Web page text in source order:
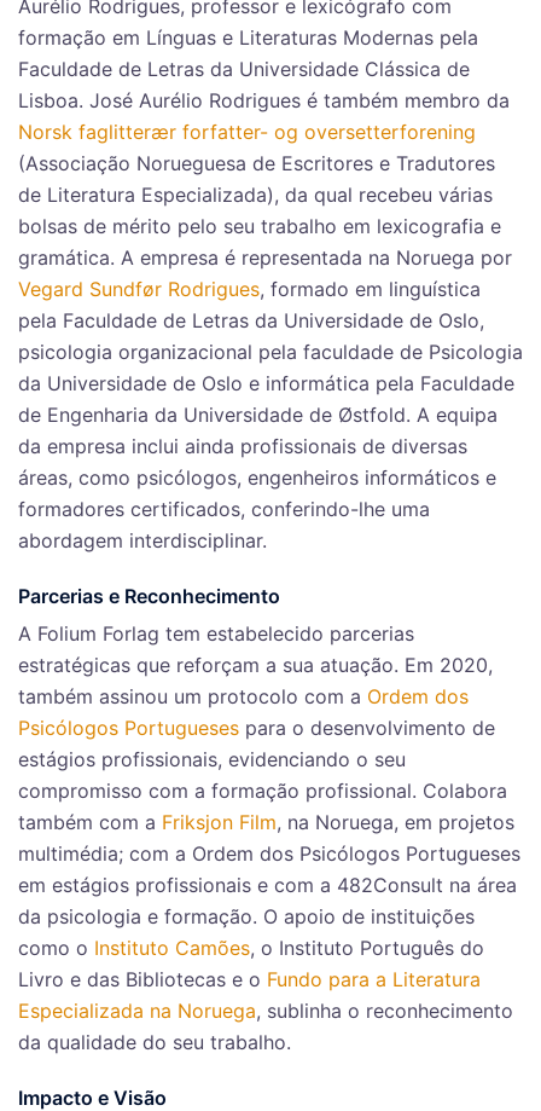
Aurélio Rodrigues, professor e lexicógrafo com
formação em Línguas e Literaturas Modernas pela
Faculdade de Letras da Universidade Clássica de
Lisboa. José Aurélio Rodrigues é também membro da
Norsk faglitterær forfatter- og oversetterforening
(Associação Norueguesa de Escritores e Tradutores
de Literatura Especializada), da qual recebeu várias
bolsas de mérito pelo seu trabalho em lexicografia e
gramática. A empresa é representada na Noruega por
Vegard Sundfør Rodrigues, formado em linguística
pela Faculdade de Letras da Universidade de Oslo,
psicologia organizacional pela faculdade de Psicologia
da Universidade de Oslo e informática pela Faculdade
de Engenharia da Universidade de Østfold. A equipa
da empresa inclui ainda profissionais de diversas
áreas, como psicólogos, engenheiros informáticos e
formadores certificados, conferindo-lhe uma
abordagem interdisciplinar.
Parcerias e Reconhecimento
A Folium Forlag tem estabelecido parcerias
estratégicas que reforçam a sua atuação. Em 2020,
também assinou um protocolo com a Ordem dos
Psicólogos Portugueses para o desenvolvimento de
estágios profissionais, evidenciando o seu
compromisso com a formação profissional. Colabora
também com a Friksjon Film, na Noruega, em projetos
multimédia; com a Ordem dos Psicólogos Portugueses
em estágios profissionais e com a 482Consult na área
da psicologia e formação. O apoio de instituições
como o Instituto Camões, o Instituto Português do
Livro e das Bibliotecas e o Fundo para a Literatura
Especializada na Noruega, sublinha o reconhecimento
da qualidade do seu trabalho.
Impacto e Visão